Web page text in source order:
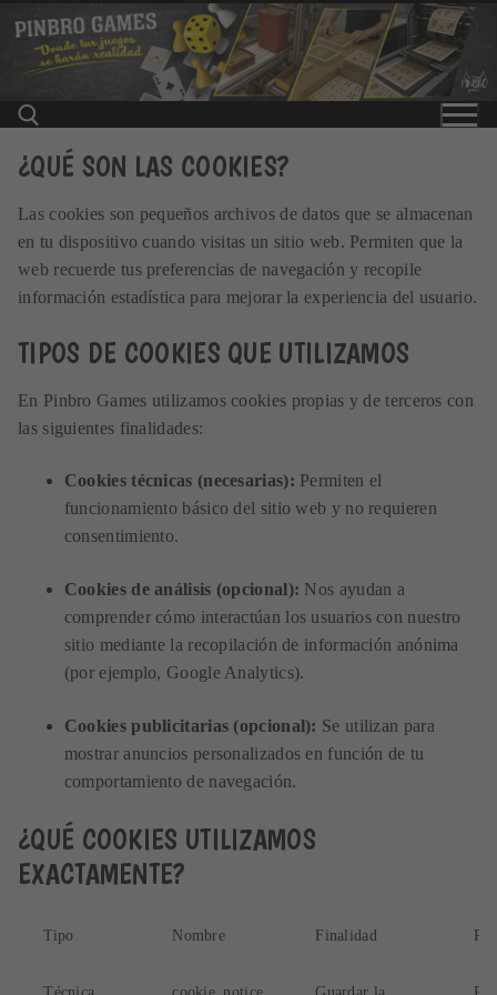
contenido
Buscar:
¿QUÉ SON LAS COOKIES?
Las cookies son pequeños archivos de datos que se almacenan
en tu dispositivo cuando visitas un sitio web. Permiten que la
web recuerde tus preferencias de navegación y recopile
información estadística para mejorar la experiencia del usuario.
TIPOS DE COOKIES QUE UTILIZAMOS
En Pinbro Games utilizamos cookies propias y de terceros con
las siguientes finalidades:
Cookies técnicas (necesarias): Permiten el
funcionamiento básico del sitio web y no requieren
consentimiento.
Cookies de análisis (opcional): Nos ayudan a
comprender cómo interactúan los usuarios con nuestro
sitio mediante la recopilación de información anónima
(por ejemplo, Google Analytics).
Cookies publicitarias (opcional): Se utilizan para
mostrar anuncios personalizados en función de tu
comportamiento de navegación.
¿QUÉ COOKIES UTILIZAMOS
EXACTAMENTE?
Tipo Nombre Finalidad